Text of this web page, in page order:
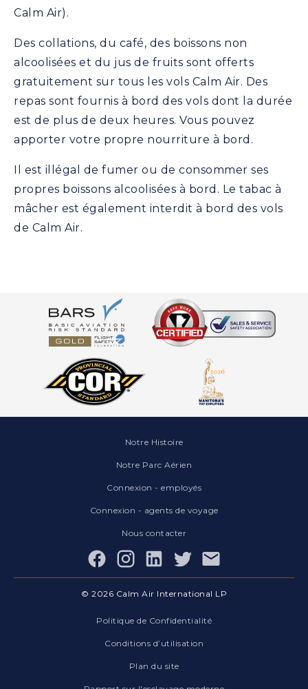
Calm Air).
Des collations, du café, des boissons non
alcoolisées et du jus de fruits sont offerts
gratuitement sur tous les vols Calm Air. Des
repas sont fournis à bord des vols dont la durée
est de plus de deux heures. Vous pouvez
apporter votre propre nourriture à bord.
Il est illégal de fumer ou de consommer ses
propres boissons alcoolisées à bord. Le tabac à
mâcher est également interdit à bord des vols
de Calm Air.
Notre Histoire
Notre Parc Aérien
Connexion - employés
Connexion - agents de voyage
Nous contacter
Facebook
© 2026 Calm Air International LP
Politique de Confidentialité
Conditions d’utilisation
Plan du site